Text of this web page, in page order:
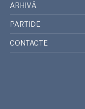
ARHIVĂ
PARTIDE
CONTACTE